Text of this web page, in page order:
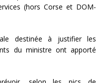
(hors Corse et DOM-
destinée à justifier les
du ministre ont apporté